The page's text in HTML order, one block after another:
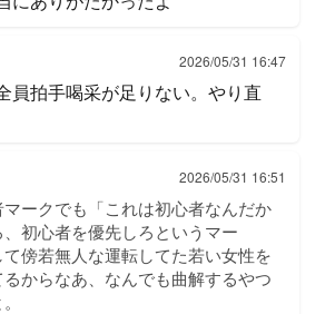
2026/05/31 16:47
員拍手喝采が足りない。やり直
2026/05/31 16:51
マークでも「これは初心者なんだか
初心者を優先しろというマー
傍若無人な運転してた若い女性を
からなあ、なんでも曲解するやつ